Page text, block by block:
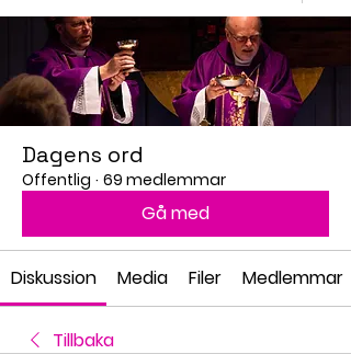
Dagens ord
Offentlig · 69 medlemmar
Gå med
Diskussion Media Filer Medlemmar
Tillbaka